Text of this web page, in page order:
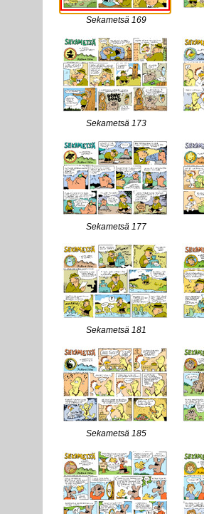
Sekametsä 169
Sekametsä 173
Sekametsä 177
Sekametsä 181
Sekametsä 185